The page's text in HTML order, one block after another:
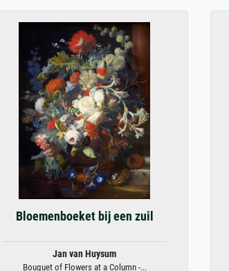
Bloemenboeket bij een zuil
Jan van Huysum
Bouquet of Flowers at a Column -...